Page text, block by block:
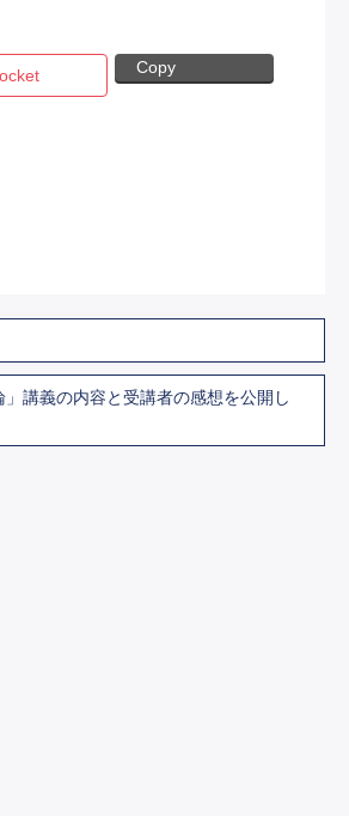
Copy
講義の内容と受講者の感想を公開し